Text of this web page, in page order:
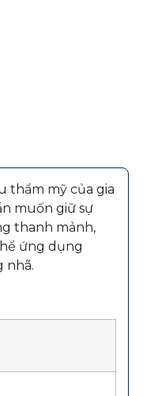
thẩm mỹ của gia
muốn giữ sự
thanh mảnh,
ứng dụng
nhã.